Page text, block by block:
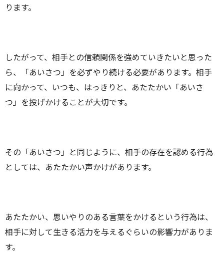
ります。
したがって、相手との信頼関係を強めていきたいと思った
ら、「あいさつ」を必ずやり続ける必要があります。相手
に向かって、いつも、はっきりと、あたたかい「あいさ
つ」を投げかけることが大切です。
その「あいさつ」と同じように、相手の存在を認める行為
としては、あたたかい声かけがあります。
あたたかい、思いやりのある言葉をかけるという行為は、
相手に対して生きる活力を与えるぐらいの影響力がありま
す。